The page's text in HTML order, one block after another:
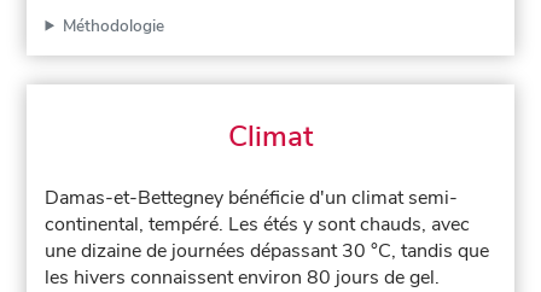
Méthodologie
Climat
Damas-et-Bettegney bénéficie d'un climat semi-
continental, tempéré. Les étés y sont chauds, avec
une dizaine de journées dépassant 30 °C, tandis que
les hivers connaissent environ 80 jours de gel.